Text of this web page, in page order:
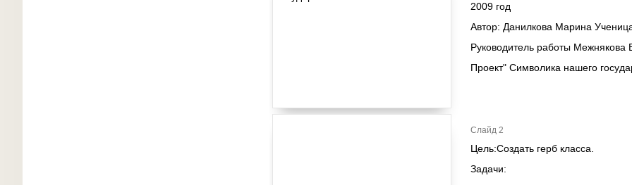
2009 год
Автор: Данилкова Марина
Руководитель работы Межнякова
Проект" Символика нашего
Слайд 2
Цель:Создать герб класса.
Задачи: